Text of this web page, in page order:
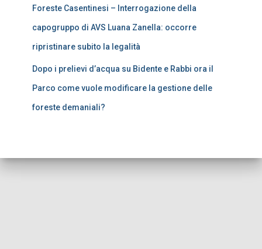
Foreste Casentinesi – Interrogazione della
capogruppo di AVS Luana Zanella: occorre
ripristinare subito la legalità
Dopo i prelievi d’acqua su Bidente e Rabbi ora il
Parco come vuole modificare la gestione delle
foreste demaniali?